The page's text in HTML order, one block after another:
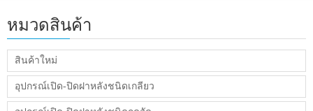
หมวดสินค้า
สินค้าใหม่
อุปกรณ์เปิด-ปิดฝาหลังชนิดเกลียว